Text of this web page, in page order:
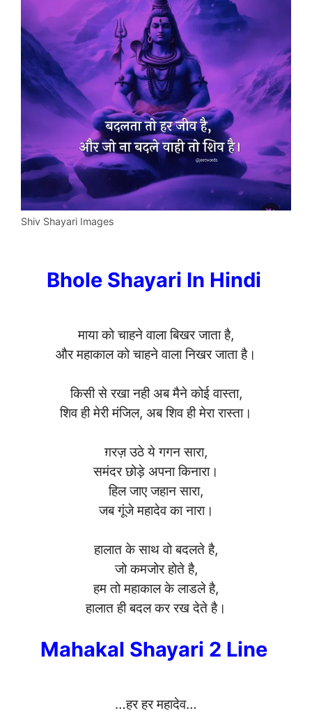
Shiv Shayari Images
Bhole Shayari In Hindi
माया को चाहने वाला बिखर जाता है,
और महाकाल को चाहने वाला निखर जाता है।
किसी से रखा नही अब मैने कोई वास्ता,
शिव ही मेरी मंजिल, अब शिव ही मेरा रास्ता।
ग़रज़ उठे ये गगन सारा,
समंदर छोड़े अपना किनारा।
हिल जाए जहान सारा,
जब गूंजे महादेव का नारा।
हालात के साथ वो बदलते है,
जो कमजोर होते है,
हम तो महाकाल के लाडले है,
हालात ही बदल कर रख देते है।
Mahakal Shayari 2 Line
…हर हर महादेव…